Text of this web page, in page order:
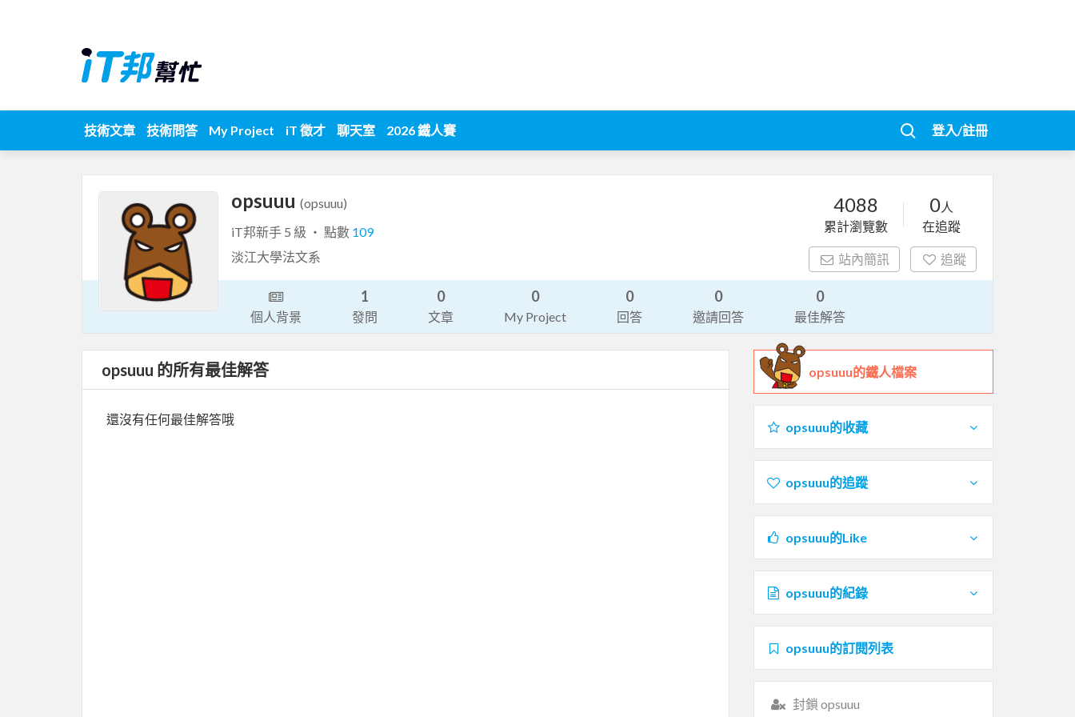
技術文章 技術問答 My Project iT 徵才 聊天室 2026 鐵人賽 登入/註冊
opsuuu (opsuuu)
iT邦新手 5 級 ‧ 點數 109
淡江大學法文系
4088
累計瀏覽數
0人
在追蹤
站內簡訊 追蹤
個人背景
1
發問
0
文章
0
My Project
0
回答
0
邀請回答
0
最佳解答
opsuuu 的所有最佳解答
還沒有任何最佳解答哦
opsuuu的鐵人檔案
opsuuu的收藏
opsuuu的追蹤
opsuuu的Like
opsuuu的紀錄
opsuuu的訂閱列表
封鎖 opsuuu